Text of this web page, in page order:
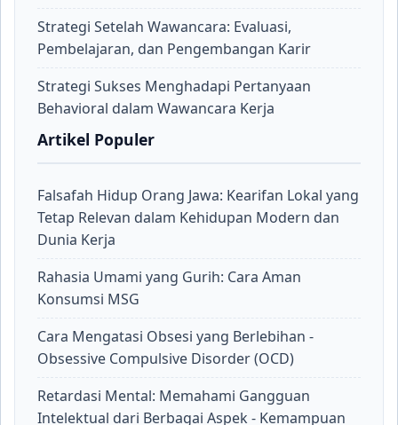
Strategi Setelah Wawancara: Evaluasi,
Pembelajaran, dan Pengembangan Karir
Strategi Sukses Menghadapi Pertanyaan
Behavioral dalam Wawancara Kerja
Artikel Populer
Falsafah Hidup Orang Jawa: Kearifan Lokal yang
Tetap Relevan dalam Kehidupan Modern dan
Dunia Kerja
Rahasia Umami yang Gurih: Cara Aman
Konsumsi MSG
Cara Mengatasi Obsesi yang Berlebihan -
Obsessive Compulsive Disorder (OCD)
Retardasi Mental: Memahami Gangguan
Intelektual dari Berbagai Aspek - Kemampuan